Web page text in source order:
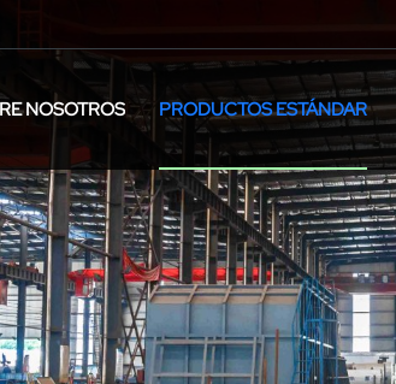
NOSOTROS PRODUCTOS ESTÁNDAR